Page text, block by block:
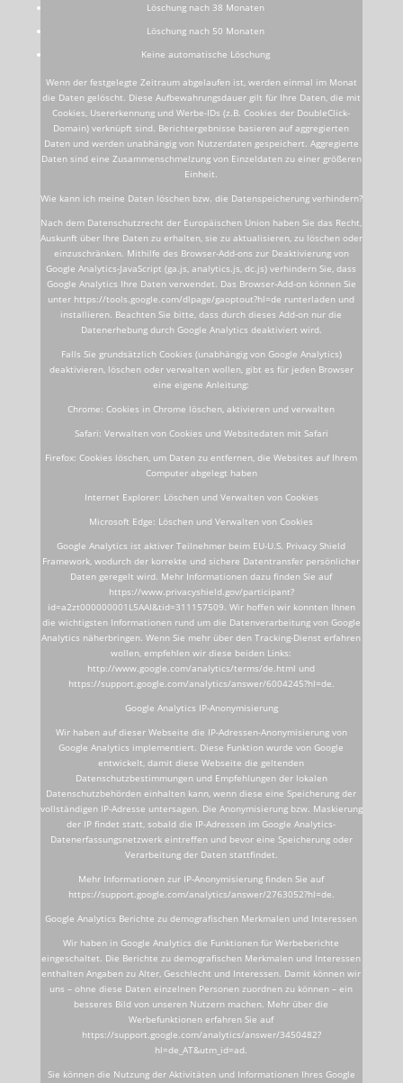
Löschung nach 38 Monaten
Löschung nach 50 Monaten
Keine automatische Löschung
Wenn der festgelegte Zeitraum abgelaufen ist, werden einmal im Monat
die Daten gelöscht. Diese Aufbewahrungsdauer gilt für Ihre Daten, die mit
Cookies, Usererkennung und Werbe-IDs (z.B. Cookies der DoubleClick-
Domain) verknüpft sind. Berichtergebnisse basieren auf aggregierten
Daten und werden unabhängig von Nutzerdaten gespeichert. Aggregierte
Daten sind eine Zusammenschmelzung von Einzeldaten zu einer größeren
Einheit.
Wie kann ich meine Daten löschen bzw. die Datenspeicherung verhindern?
Nach dem Datenschutzrecht der Europäischen Union haben Sie das Recht,
Auskunft über Ihre Daten zu erhalten, sie zu aktualisieren, zu löschen oder
einzuschränken. Mithilfe des Browser-Add-ons zur Deaktivierung von
Google Analytics-JavaScript (ga.js, analytics.js, dc.js) verhindern Sie, dass
Google Analytics Ihre Daten verwendet. Das Browser-Add-on können Sie
unter https://tools.google.com/dlpage/gaoptout?hl=de runterladen und
installieren. Beachten Sie bitte, dass durch dieses Add-on nur die
Datenerhebung durch Google Analytics deaktiviert wird.
Falls Sie grundsätzlich Cookies (unabhängig von Google Analytics)
deaktivieren, löschen oder verwalten wollen, gibt es für jeden Browser
eine eigene Anleitung:
Chrome: Cookies in Chrome löschen, aktivieren und verwalten
Safari: Verwalten von Cookies und Websitedaten mit Safari
Firefox: Cookies löschen, um Daten zu entfernen, die Websites auf Ihrem
Computer abgelegt haben
Internet Explorer: Löschen und Verwalten von Cookies
Microsoft Edge: Löschen und Verwalten von Cookies
Google Analytics ist aktiver Teilnehmer beim EU-U.S. Privacy Shield
Framework, wodurch der korrekte und sichere Datentransfer persönlicher
Daten geregelt wird. Mehr Informationen dazu finden Sie auf
https://www.privacyshield.gov/participant?
id=a2zt000000001L5AAI&tid=311157509. Wir hoffen wir konnten Ihnen
die wichtigsten Informationen rund um die Datenverarbeitung von Google
Analytics näherbringen. Wenn Sie mehr über den Tracking-Dienst erfahren
wollen, empfehlen wir diese beiden Links:
http://www.google.com/analytics/terms/de.html und
https://support.google.com/analytics/answer/6004245?hl=de.
Google Analytics IP-Anonymisierung
Wir haben auf dieser Webseite die IP-Adressen-Anonymisierung von
Google Analytics implementiert. Diese Funktion wurde von Google
entwickelt, damit diese Webseite die geltenden
Datenschutzbestimmungen und Empfehlungen der lokalen
Datenschutzbehörden einhalten kann, wenn diese eine Speicherung der
vollständigen IP-Adresse untersagen. Die Anonymisierung bzw. Maskierung
der IP findet statt, sobald die IP-Adressen im Google Analytics-
Datenerfassungsnetzwerk eintreffen und bevor eine Speicherung oder
Verarbeitung der Daten stattfindet.
Mehr Informationen zur IP-Anonymisierung finden Sie auf
https://support.google.com/analytics/answer/2763052?hl=de.
Google Analytics Berichte zu demografischen Merkmalen und Interessen
Wir haben in Google Analytics die Funktionen für Werbeberichte
eingeschaltet. Die Berichte zu demografischen Merkmalen und Interessen
enthalten Angaben zu Alter, Geschlecht und Interessen. Damit können wir
uns – ohne diese Daten einzelnen Personen zuordnen zu können – ein
besseres Bild von unseren Nutzern machen. Mehr über die
Werbefunktionen erfahren Sie auf
https://support.google.com/analytics/answer/3450482?
hl=de_AT&utm_id=ad.
Sie können die Nutzung der Aktivitäten und Informationen Ihres Google